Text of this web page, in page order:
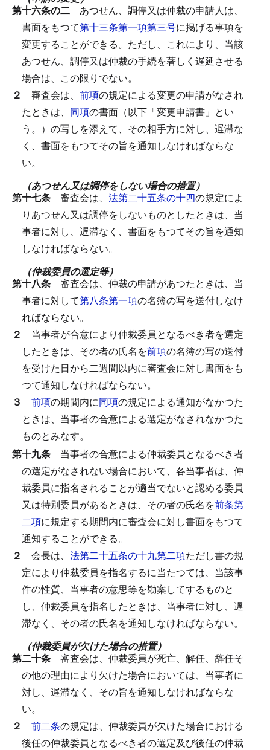
第十六条の二 あつせん、調停又は仲裁の申請人は、
書面をもつて第十三条第一項第三号に掲げる事項を
変更することができる。 ただし、これにより、当該
あつせん、調停又は仲裁の手続を著しく遅延させる
場合は、この限りでない。
２ 審査会は、 前項の規定による変更の申請がなされ
たときは、 同項の書面（以下「変更申請書」とい
う。）の写しを添えて、その相手方に対し、遅滞な
く、書面をもつてその旨を通知しなければならな
い。
（あつせん又は調停をしない場合の措置）
第十七条 審査会は、 法第二十五条の十四の規定によ
りあつせん又は調停をしないものとしたときは、当
事者に対し、遅滞なく、書面をもつてその旨を通知
しなければならない。
（仲裁委員の選定等）
第十八条 審査会は、仲裁の申請があつたときは、当
事者に対して第八条第一項の名簿の写を送付しなけ
ればならない。
２ 当事者が合意により仲裁委員となるべき者を選定
したときは、その者の氏名を前項の名簿の写の送付
を受けた日から二週間以内に審査会に対し書面をも
つて通知しなければならない。
３ 前項の期間内に同項の規定による通知がなかつた
ときは、当事者の合意による選定がなされなかつた
ものとみなす。
第十九条 当事者の合意による仲裁委員となるべき者
の選定がなされない場合において、各当事者は、仲
裁委員に指名されることが適当でないと認める委員
又は特別委員があるときは、その者の氏名を前条第
二項に規定する期間内に審査会に対し書面をもつて
通知することができる。
２ 会長は、 法第二十五条の十九第二項ただし書の規
定により仲裁委員を指名するに当たつては、当該事
件の性質、当事者の意思等を勘案してするものと
し、仲裁委員を指名したときは、当事者に対し、遅
滞なく、その者の氏名を通知しなければならない。
（仲裁委員が欠けた場合の措置）
第二十条 審査会は、仲裁委員が死亡、解任、辞任そ
の他の理由により欠けた場合においては、当事者に
対し、遅滞なく、その旨を通知しなければならな
い。
２ 前二条の規定は、仲裁委員が欠けた場合における
後任の仲裁委員となるべき者の選定及び後任の仲裁